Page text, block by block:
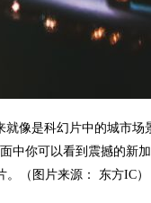
是科幻片中的城市场
你可以看到震撼的新
（图片来源： 东方IC）